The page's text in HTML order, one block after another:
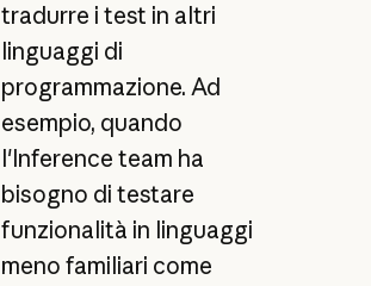
tradurre i test in altri
linguaggi di
programmazione. Ad
esempio, quando
l'Inference team ha
bisogno di testare
funzionalità in linguaggi
meno familiari come